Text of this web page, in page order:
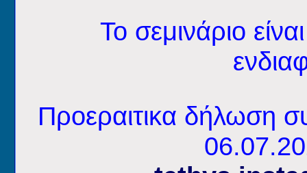
Το σεμινάριο
Προεραιτικα δήλωση